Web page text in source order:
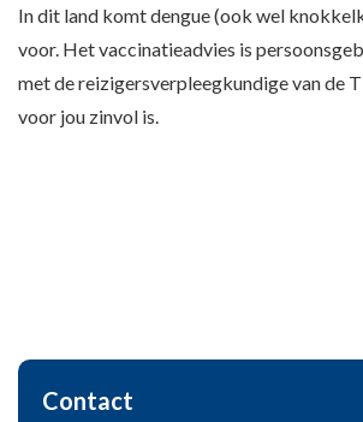
In dit land komt dengue (ook wel
voor. Het vaccinatieadvies is
met de reizigersverpleegkundige van de
voor jou zinvol is.
Contact